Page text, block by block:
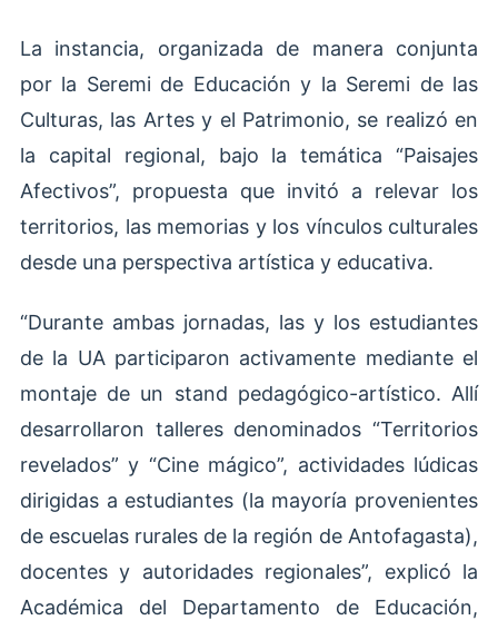
La instancia, organizada de manera conjunta
por la Seremi de Educación y la Seremi de las
Culturas, las Artes y el Patrimonio, se realizó en
la capital regional, bajo la temática “Paisajes
Afectivos”, propuesta que invitó a relevar los
territorios, las memorias y los vínculos culturales
desde una perspectiva artística y educativa.
“Durante ambas jornadas, las y los estudiantes
de la UA participaron activamente mediante el
montaje de un stand pedagógico-artístico. Allí
desarrollaron talleres denominados “Territorios
revelados” y “Cine mágico”, actividades lúdicas
dirigidas a estudiantes (la mayoría provenientes
de escuelas rurales de la región de Antofagasta),
docentes y autoridades regionales”, explicó la
Académica del Departamento de Educación,